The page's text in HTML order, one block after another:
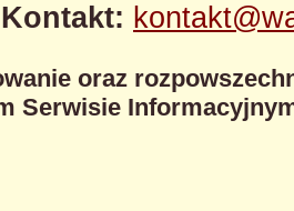
Kontakt:
oraz
Serwisie